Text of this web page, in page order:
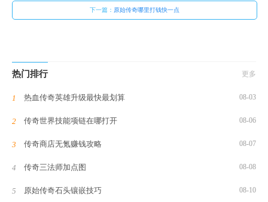
下一篇： 原始传奇哪里打钱快一点
热门排行 更多
热血传奇英雄升级最快最划算 08-03
传奇世界技能项链在哪打开 08-06
传奇商店无氪赚钱攻略 08-07
传奇三法师加点图 08-08
原始传奇石头镶嵌技巧 08-10